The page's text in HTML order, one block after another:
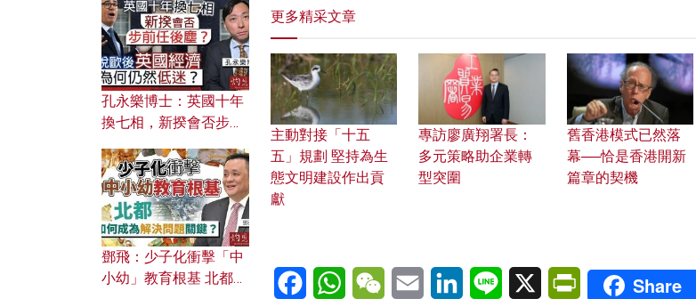
更多精采文章
主動對接「十五
五」規劃 堅持為生
態文明建設作出貢
獻
專訪廖廣翔署長：
多元策略助企業轉
型突圍
舊香港模式已然落
幕──恰是香港開新
篇章的契機
FacebookWhatsAppWeChatEmail LinkedInLine X PrintFriendly
Share
對付北約美國？
孔永樂博士：英國十年
換七相，新揆會否步前
濟為何仍然低迷？
鄧飛：少子化衝擊「中
小幼」教育根基 北都如